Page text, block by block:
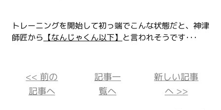
トレーニングを開始して初っ端でこんな状態だと、神津
師匠から 【なんじゃくん以下】 と言われそうです･･･
<< 前の
記事へ
記事一
覧へ
新しい記事
へ >>